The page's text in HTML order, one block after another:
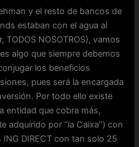
y el resto de bancos de
estaban con el agua al
NOSOTROS), vamos
algo que siempre debemos
los beneficios
pues será la encargada
Por todo ello existe
entidad que cobra más,
adquirido por “la Caixa”) con
DIRECT con tan solo 25